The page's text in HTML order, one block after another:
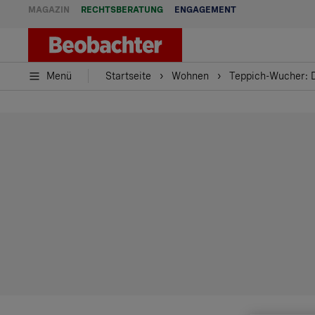
MAGAZIN RECHTSBERATUNG ENGAGEMENT
Menü Startseite Wohnen Teppich-Wucher: